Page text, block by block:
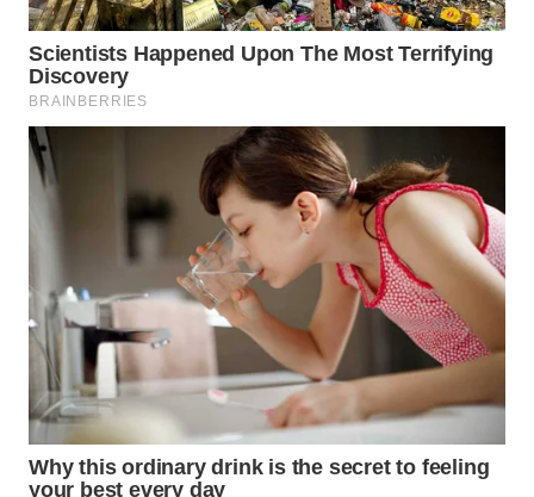
WN
CIANJUR
KEPULAUAN
WN
BINJAI
WN
CIREBON